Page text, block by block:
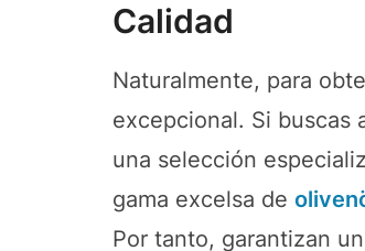
Calidad
Naturalmente, para
excepcional. Si buscas
una selección
gama excelsa de
Por tanto, garantizan